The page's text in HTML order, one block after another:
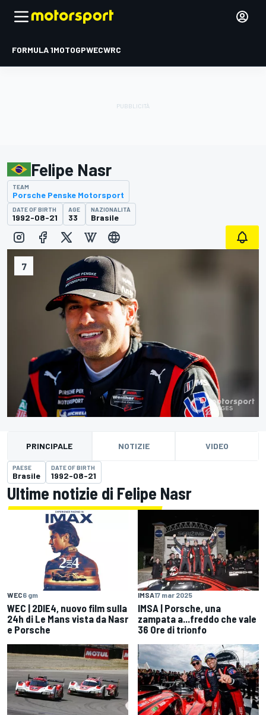
FORMULA 1MOTOGPWECWRC
7
Felipe Nasr
TEAM
Porsche Penske Motorsport
DATE OF BIRTH
1992-08-21
AGE
33
NAZIONALITÀ
Brasile
PRINCIPALE NOTIZIE VIDEO
PAESE
Brasile
DATE OF BIRTH
1992-08-21
Ultime notizie di Felipe Nasr
WEC6 gm
WEC | 2DIE4, nuovo film sulla
24h di Le Mans vista da Nasr
e Porsche
IMSA17 mar 2025
IMSA | Porsche, una
zampata a...freddo che vale
36 Ore di trionfo